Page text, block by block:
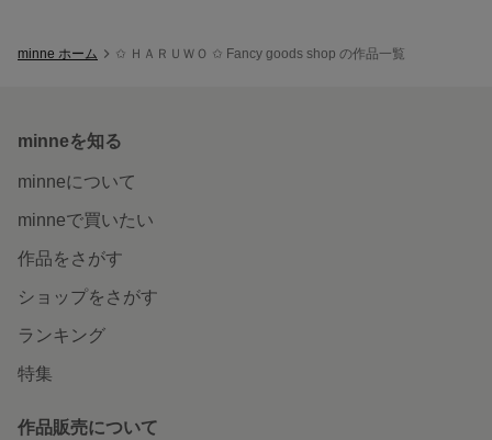
minne ホーム ✩ ＨＡＲＵＷＯ ✩ Fancy goods shop の作品一覧
minneを知る
minneについて
minneで買いたい
作品をさがす
ショップをさがす
ランキング
特集
作品販売について